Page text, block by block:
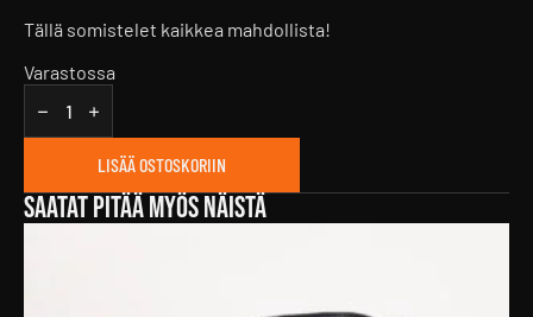
Tällä somistelet kaikkea mahdollista!
Varastossa
Drift
Madness
määrä
LISÄÄ OSTOSKORIIN
Saatat pitää myös näistä